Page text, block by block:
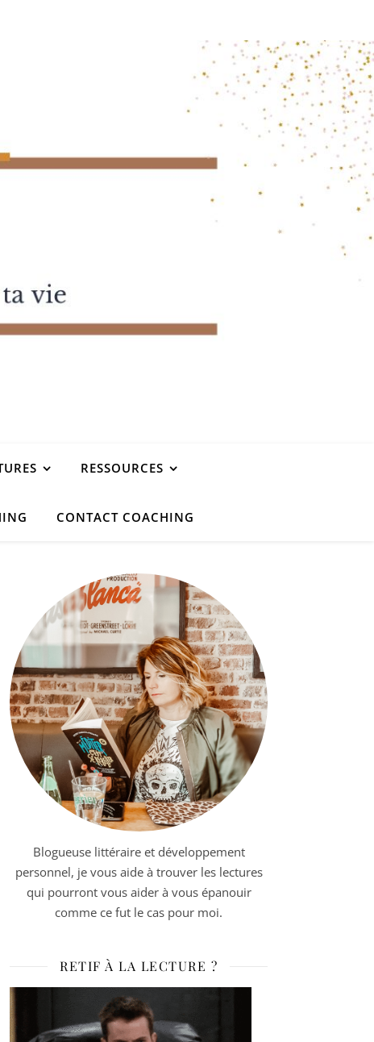
RESSOURCES
CONTACT COACHING
Blogueuse littéraire et développement
personnel, je vous aide à trouver les lectures
qui pourront vous aider à vous épanouir
comme ce fut le cas pour moi.
RETIF À LA LECTURE ?